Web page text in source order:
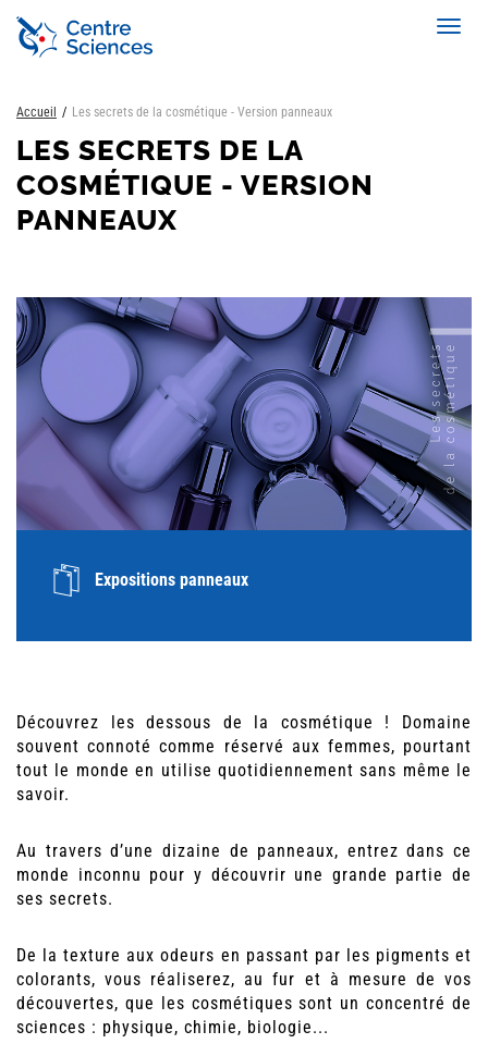
Aller
contenu
Accueil Les secrets de la cosmétique - Version panneaux
LES SECRETS DE LA
COSMÉTIQUE - VERSION
PANNEAUX
Expositions panneaux
Découvrez les dessous de la cosmétique ! Domaine
souvent connoté comme réservé aux femmes, pourtant
tout le monde en utilise quotidiennement sans même le
savoir.
Au travers d’une dizaine de panneaux, entrez dans ce
monde inconnu pour y découvrir une grande partie de
ses secrets.
De la texture aux odeurs en passant par les pigments et
colorants, vous réaliserez, au fur et à mesure de vos
découvertes, que les cosmétiques sont un concentré de
sciences : physique, chimie, biologie...